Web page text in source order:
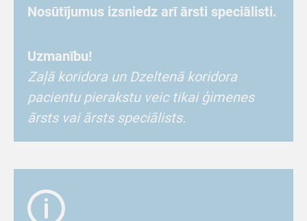
Nosūtījumus izsniedz arī ārsti speciālisti.
Uzmanību!
Zaļā koridora un Dzeltenā koridora
pacientu pierakstu veic tikai ģimenes
ārsts vai ārsts speciālists.